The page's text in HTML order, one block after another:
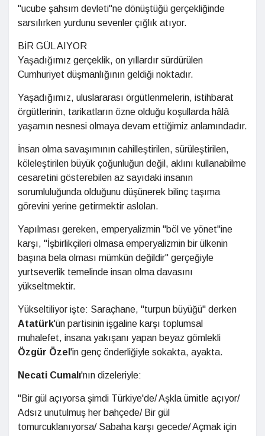
"ucube şahsım devleti"ne dönüştüğü gerçekliğinde
sarsılırken yurdunu sevenler çığlık atıyor.
BİR GÜL AIYOR
Yaşadığımız gerçeklik, on yıllardır sürdürülen
Cumhuriyet düşmanlığının geldiği noktadır.
Yaşadığımız, uluslararası örgütlenmelerin, istihbarat
örgütlerinin, tarikatların özne olduğu koşullarda hâlâ
yaşamın nesnesi olmaya devam ettiğimiz anlamındadır.
İnsan olma savaşımının cahilleştirilen, sürüleştirilen,
köleleştirilen büyük çoğunluğun değil, aklını kullanabilme
cesaretini gösterebilen az sayıdaki insanın
sorumluluğunda olduğunu düşünerek bilinç taşıma
görevini yerine getirmektir aslolan.
Yapılması gereken, emperyalizmin "böl ve yönet"ine
karşı, "İşbirlikçileri olmasa emperyalizmin bir ülkenin
başına bela olması mümkün değildir" gerçeğiyle
yurtseverlik temelinde insan olma davasını
yükseltmektir.
Yükseltiliyor işte: Saraçhane, "turpun büyüğü" derken
Atatürk'ün partisinin işgaline karşı toplumsal
muhalefet, insana yakışanı yapan beyaz gömlekli
Özgür Özel 'in genç önderliğiyle sokakta, ayakta.
Necati Cumalı'nın dizeleriyle:
"Bir gül açıyorsa şimdi Türkiye'de/ Aşkla ümitle açıyor/
Adsız unutulmuş her bahçede/ Bir gül
tomurcuklanıyorsa/ Sabaha karşı gecede/ Açmak için